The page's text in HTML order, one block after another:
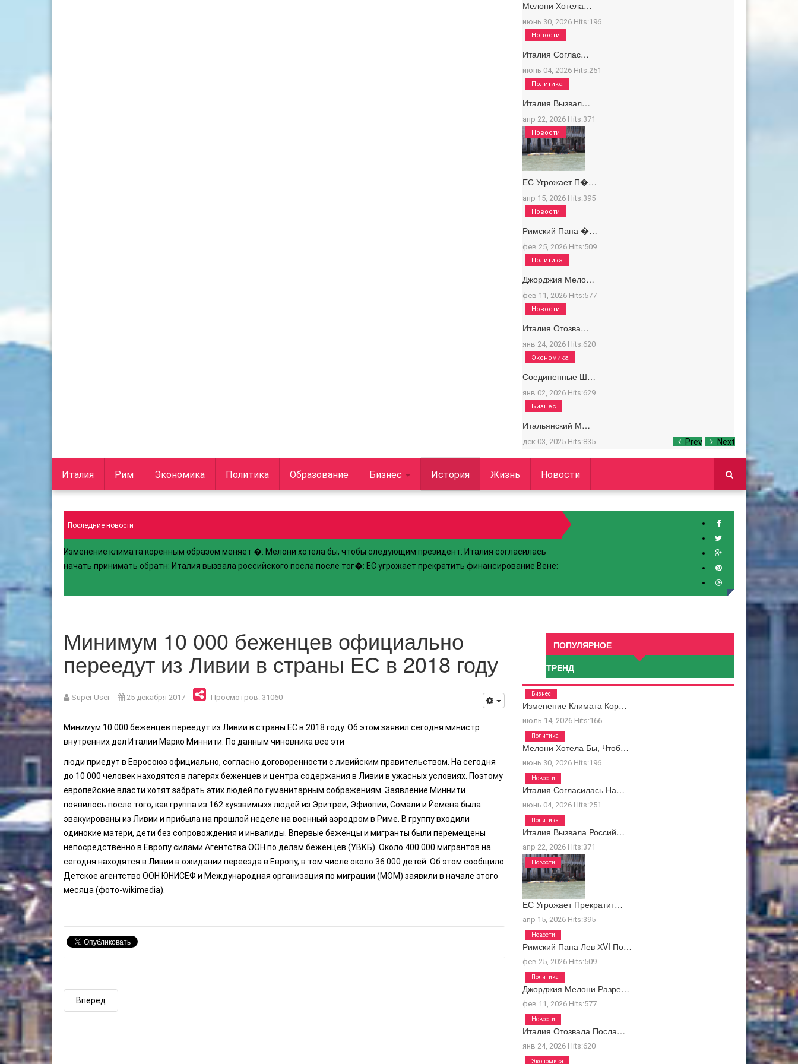
Prev Next
Мелони Хотела…
июнь 30, 2026 Hits:196
Италия Соглас…
июнь 04, 2026 Hits:251
Новости
Италия Вызвал…
апр 22, 2026 Hits:371
Политика
ЕС Угрожает П�…
апр 15, 2026 Hits:395
Новости
Римский Папа �…
фев 25, 2026 Hits:509
Новости
Джорджия Мело…
фев 11, 2026 Hits:577
Политика
Италия Отозва…
янв 24, 2026 Hits:620
Новости
Соединенные Ш…
янв 02, 2026 Hits:629
Экономика
Итальянский М…
дек 03, 2025 Hits:835
Бизнес
Италия Рим Экономика Политика Образование Бизнес История Жизнь Новости
Последние новости
Изменение климата коренным образом меняет �: Мелони хотела бы, чтобы следующим президент: Италия согласилась
начать принимать обратн: Италия вызвала российского посла после тог�: ЕС угрожает прекратить финансирование Вене:
Минимум 10 000 беженцев официально
переедут из Ливии в страны ЕС в 2018 году
Super User 25 декабря 2017 Просмотров: 31060
Минимум 10 000 беженцев переедут из Ливии в страны ЕС в 2018 году. Об этом заявил сегодня министр
внутренних дел Италии Марко Миннити. По данным чиновника все эти
люди приедут в Евросоюз официально, согласно договоренности с ливийским правительством. На сегодня
до 10 000 человек находятся в лагерях беженцев и центра содержания в Ливии в ужасных условиях. Поэтому
европейские власти хотят забрать этих людей по гуманитарным сображениям. Заявление Миннити
появилось после того, как группа из 162 «уязвимых» людей из Эритреи, Эфиопии, Сомали и Йемена была
эвакуированы из Ливии и прибыла на прошлой неделе на военный аэродром в Риме. В группу входили
одинокие матери, дети без сопровождения и инвалиды. Впервые беженцы и мигранты были перемещены
непосредственно в Европу силами Агентства ООН по делам беженцев (УВКБ). Около 400 000 мигрантов на
сегодня находятся в Ливии в ожидании переезда в Европу, в том числе около 36 000 детей. Об этом сообщило
Детское агентство ООН ЮНИСЕФ и Международная организация по миграции (МОМ) заявили в начале этого
месяца (фото-wikimedia).
Вперёд
ПОПУЛЯРНОЕ
ТРЕНД
Изменение Климата Кор…
июль 14, 2026 Hits:166
Бизнес
Мелони Хотела Бы, Чтоб…
июнь 30, 2026 Hits:196
Политика
Италия Согласилась На…
июнь 04, 2026 Hits:251
Новости
Италия Вызвала Россий…
апр 22, 2026 Hits:371
Политика
ЕС Угрожает Прекратит…
апр 15, 2026 Hits:395
Новости
Римский Папа Лев ХVI По…
фев 25, 2026 Hits:509
Новости
Джорджия Мелони Разре…
фев 11, 2026 Hits:577
Политика
Италия Отозвала Посла…
янв 24, 2026 Hits:620
Новости
Экономика